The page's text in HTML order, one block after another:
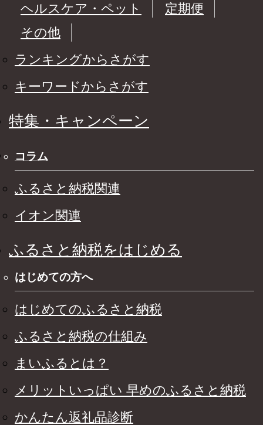
ヘルスケア・ペット
定期便
その他
ランキングからさがす
キーワードからさがす
特集・キャンペーン
コラム
ふるさと納税関連
イオン関連
ふるさと納税をはじめる
はじめての方へ
はじめてのふるさと納税
ふるさと納税の仕組み
まいふるとは？
メリットいっぱい 早めのふるさと納税
かんたん返礼品診断